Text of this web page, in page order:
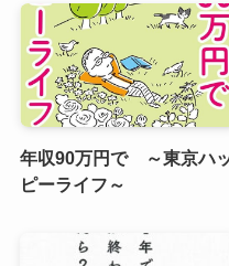
年収90万円で ～東京ハ
ピーライフ～